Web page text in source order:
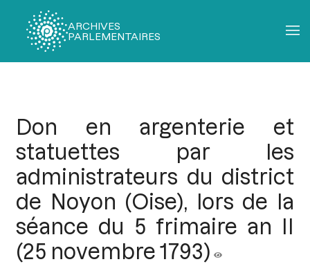
ARCHIVES
PARLEMENTAIRES
Don en argenterie et
statuettes par les
administrateurs du district
de Noyon (Oise), lors de la
séance du 5 frimaire an II
(25 novembre 1793)